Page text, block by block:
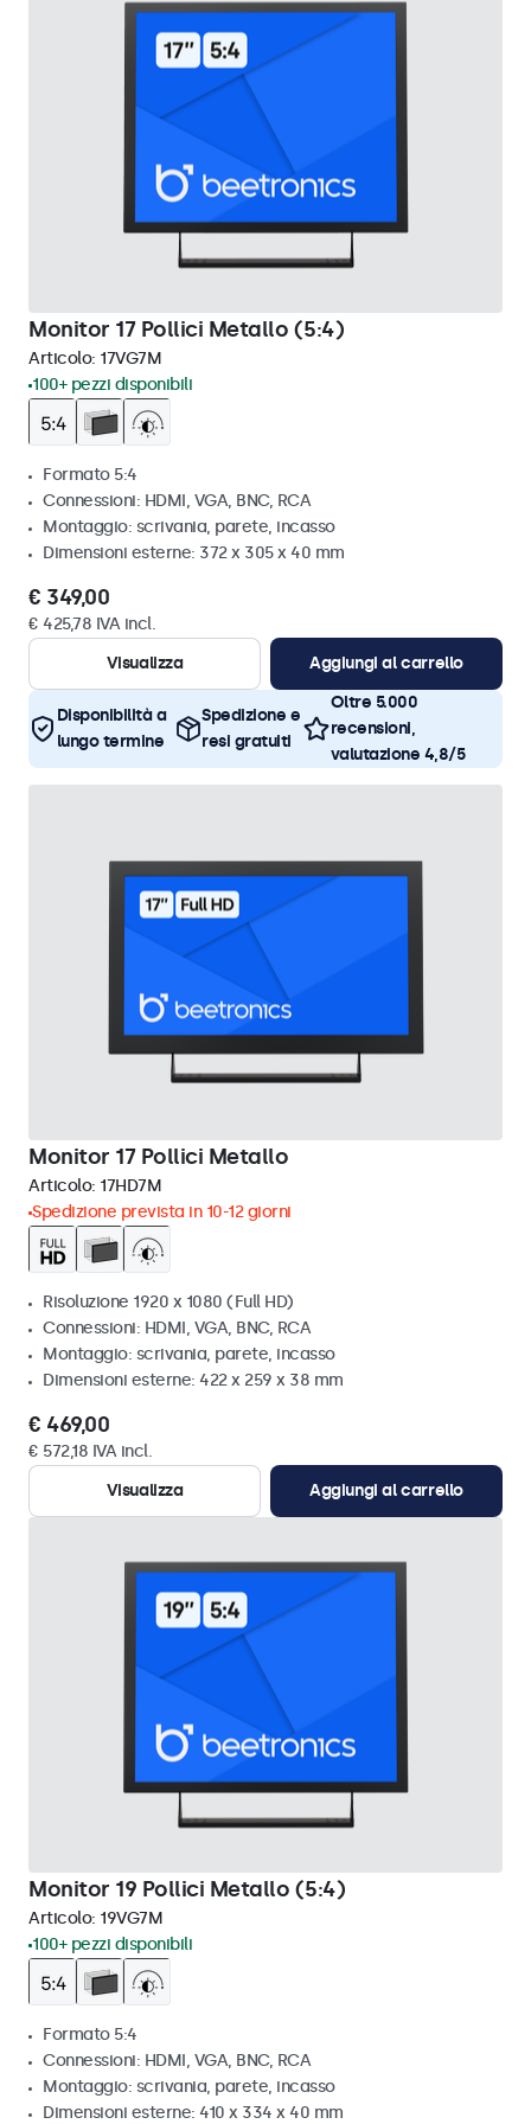
Monitor 17 Pollici Metallo (5:4)
Articolo: 17VG7M
100+ pezzi disponibili
Formato 5:4
Connessioni: HDMI, VGA, BNC, RCA
Montaggio: scrivania, parete, incasso
Dimensioni esterne: 372 x 305 x 40 mm
€ 349,00
€ 425,78 IVA incl.
Visualizza
Aggiungi al carrello
Disponibilità a
lungo termine
Spedizione e
resi gratuiti
Oltre 5.000
recensioni,
valutazione 4,8/5
Monitor 17 Pollici Metallo
Articolo: 17HD7M
Spedizione prevista in 10-12 giorni
Risoluzione 1920 x 1080 (Full HD)
Connessioni: HDMI, VGA, BNC, RCA
Montaggio: scrivania, parete, incasso
Dimensioni esterne: 422 x 259 x 38 mm
€ 469,00
€ 572,18 IVA incl.
Visualizza
Aggiungi al carrello
Monitor 19 Pollici Metallo (5:4)
Articolo: 19VG7M
100+ pezzi disponibili
Formato 5:4
Connessioni: HDMI, VGA, BNC, RCA
Montaggio: scrivania, parete, incasso
Dimensioni esterne: 410 x 334 x 40 mm